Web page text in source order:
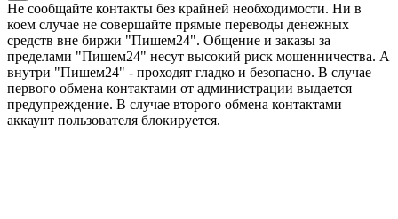
Не сообщайте контакты без крайней необходимости. Ни в
коем случае не совершайте прямые переводы денежных
средств вне биржи "Пишем24". Общение и заказы за
пределами "Пишем24" несут высокий риск мошенничества. А
внутри "Пишем24" - проходят гладко и безопасно. В случае
первого обмена контактами от администрации выдается
предупреждение. В случае второго обмена контактами
аккаунт пользователя блокируется.